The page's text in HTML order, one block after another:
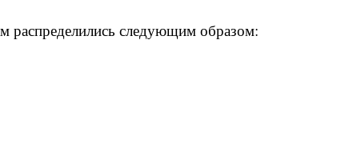
распределились следующим образом: